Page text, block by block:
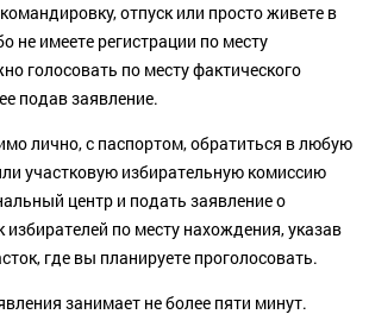
отпуск или просто живете в
не имеете регистрации по месту
голосовать по месту фактического
подав заявление.
лично, с паспортом, обратиться в любую
участковую избирательную комиссию
центр и подать заявление о
избирателей по месту нахождения, указав
где вы планируете проголосовать.
занимает не более пяти минут.